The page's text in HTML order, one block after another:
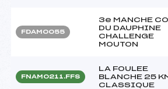
FDAM0055
3e MANCHE
DU DAUPHINE
CHALLENGE
MOUTON
FNAM0211.FFS
LA FOULEE
BLANCHE 25
CLASSIQUE